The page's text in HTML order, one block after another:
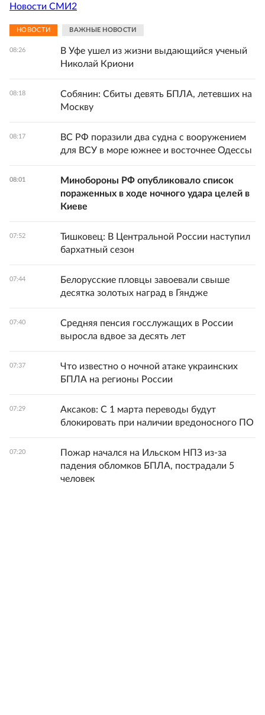
Новости СМИ2
НОВОСТИ ВАЖНЫЕ НОВОСТИ
08:26
В Уфе ушел из жизни выдающийся ученый
Николай Криони
08:18
Собянин: Сбиты девять БПЛА, летевших на
Москву
08:17
ВС РФ поразили два судна с вооружением
для ВСУ в море южнее и восточнее Одессы
08:01
Минобороны РФ опубликовало список
пораженных в ходе ночного удара целей в
Киеве
07:52
Тишковец: В Центральной России наступил
бархатный сезон
07:44
Белорусские пловцы завоевали свыше
десятка золотых наград в Гяндже
07:40
Средняя пенсия госслужащих в России
выросла вдвое за десять лет
07:37
Что известно о ночной атаке украинских
БПЛА на регионы России
07:29
Аксаков: С 1 марта переводы будут
блокировать при наличии вредоносного ПО
07:20
Пожар начался на Ильском НПЗ из-за
падения обломков БПЛА, пострадали 5
человек